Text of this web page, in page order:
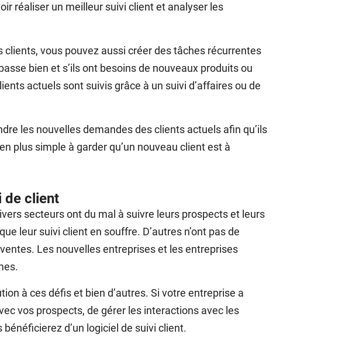
réaliser un meilleur suivi client et analyser les
vous pouvez aussi créer des tâches récurrentes
bien et s’ils ont besoins de nouveaux produits ou
actuels sont suivis grâce à un suivi d’affaires ou de
les nouvelles demandes des clients actuels afin qu’ils
plus simple à garder qu’un nouveau client est à
de client
secteurs ont du mal à suivre leurs prospects et leurs
leur suivi client en souffre. D’autres n’ont pas de
Les nouvelles entreprises et les entreprises
à ces défis et bien d’autres. Si votre entreprise a
vos prospects, de gérer les interactions avec les
d’un logiciel de suivi client.